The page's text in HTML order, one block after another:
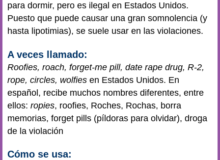
para dormir, pero es ilegal en Estados Unidos.
Puesto que puede causar una gran somnolencia (y
hasta lipotimias), se suele usar en las violaciones.
A veces llamado:
Roofies, roach, forget-me pill, date rape drug, R-2,
rope, circles, wolfies en Estados Unidos. En
español, recibe muchos nombres diferentes, entre
ellos: ropies, roofies, Roches, Rochas, borra
memorias, forget pills (píldoras para olvidar), droga
de la violación
Cómo se usa: